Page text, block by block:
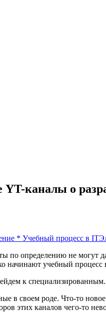
каналы о
* Учебный процесс в IT
по определению не
начинают учебный процесс
к специализированным.
в своем роде. Что-то
этих каналов чего-то